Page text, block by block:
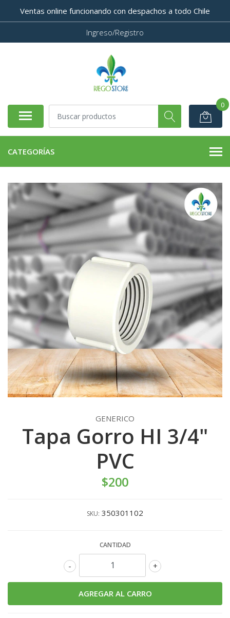
Ventas online funcionando con despachos a todo Chile
Ingreso/Registro
0
CATEGORÍAS
GENERICO
Tapa Gorro HI 3/4"
PVC
$200
SKU: 350301102
CANTIDAD
+
-